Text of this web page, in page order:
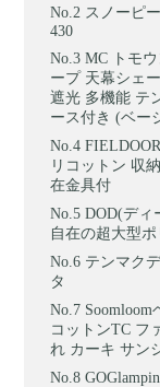
スノーピ
430
MC トモ
ープ 天幕シェ
遮光 多機能 テ
ース付き (ベー
リコットン 収
在金具付
DOD(ディ
自在の超大型
テンマク
タ
コットンTC フ
れ カーキ サン